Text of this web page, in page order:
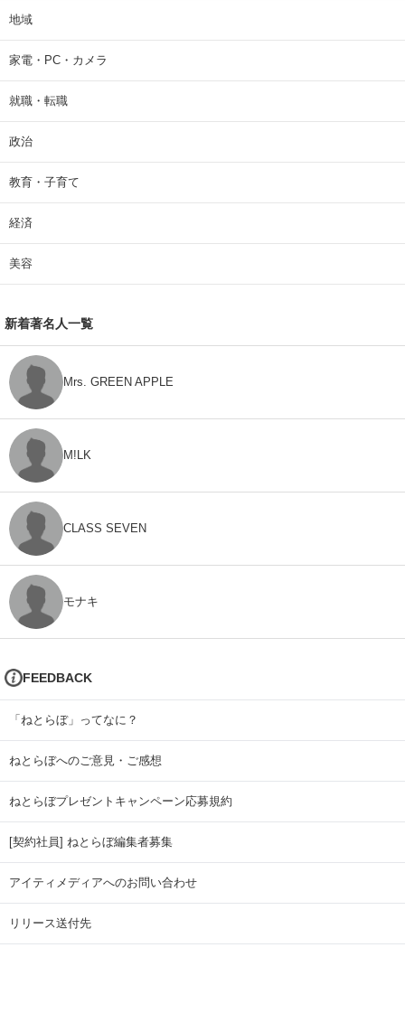
地域
家電・PC・カメラ
就職・転職
政治
教育・子育て
経済
美容
新着著名人一覧
Mrs. GREEN APPLE
M!LK
CLASS SEVEN
モナキ
FEEDBACK
「ねとらぼ」ってなに？
ねとらぼへのご意見・ご感想
ねとらぼプレゼントキャンペーン応募規約
[契約社員] ねとらぼ編集者募集
アイティメディアへのお問い合わせ
リリース送付先